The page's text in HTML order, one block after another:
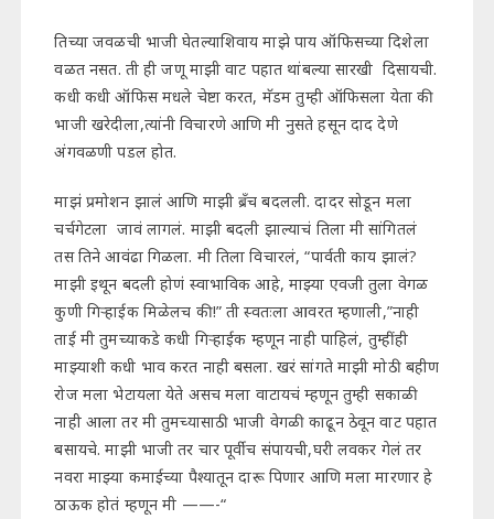
तिच्या जवळची भाजी घेतल्याशिवाय माझे पाय ऑफिसच्या दिशेला
वळत नसत. ती ही जणू माझी वाट पहात थांबल्या सारखी दिसायची.
कधी कधी ऑफिस मधले चेष्टा करत, मॅडम तुम्ही ऑफिसला येता की
भाजी खरेदीला,त्यांनी विचारणे आणि मी नुसते हसून दाद देणे
अंगवळणी पडल होत.
माझं प्रमोशन झालं आणि माझी ब्रँच बदलली. दादर सोडून मला
चर्चगेटला जावं लागलं. माझी बदली झाल्याचं तिला मी सांगितलं
तस तिने आवंढा गिळला. मी तिला विचारलं, “पार्वती काय झालं?
माझी इथून बदली होणं स्वाभाविक आहे, माझ्या एवजी तुला वेगळ
कुणी गिऱ्हाईक मिळेलच की!” ती स्वतःला आवरत म्हणाली,”नाही
ताई मी तुमच्याकडे कधी गिऱ्हाईक म्हणून नाही पाहिलं, तुम्हींही
माझ्याशी कधी भाव करत नाही बसला. खरं सांगते माझी मोठी बहीण
रोज मला भेटायला येते असच मला वाटायचं म्हणून तुम्ही सकाळी
नाही आला तर मी तुमच्यासाठी भाजी वेगळी काढून ठेवून वाट पहात
बसायचे. माझी भाजी तर चार पूर्वीच संपायची,घरी लवकर गेलं तर
नवरा माझ्या कमाईच्या पैश्यातून दारू पिणार आणि मला मारणार हे
ठाऊक होतं म्हणून मी ——-“